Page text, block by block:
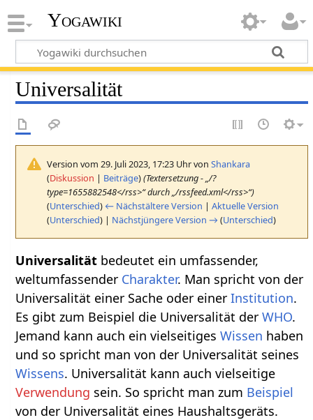
Yogawiki
Universalität
Version vom 29. Juli 2023, 17:23 Uhr vonShankara
(Diskussion | Beiträge)(Textersetzung - „/?
type=1655882548</rss>“ durch „/rssfeed.xml</rss>“)
(Unterschied) ← Nächstältere Version |Aktuelle Version
(Unterschied) | Nächstjüngere Version → (Unterschied)
bedeutet ein umfassender,
weltumfassender Charakter. Man spricht von der
Universalität einer Sache oder einerInstitution.
Es gibt zum Beispiel die Universalität derWHO.
Jemand kann auch ein vielseitigesWissen haben
und so spricht man von der Universalität seines
Wissens. Universalität kann auch vielseitige
Verwendung sein. So spricht man zum Beispiel
von der Universalität eines Haushaltsgeräts.